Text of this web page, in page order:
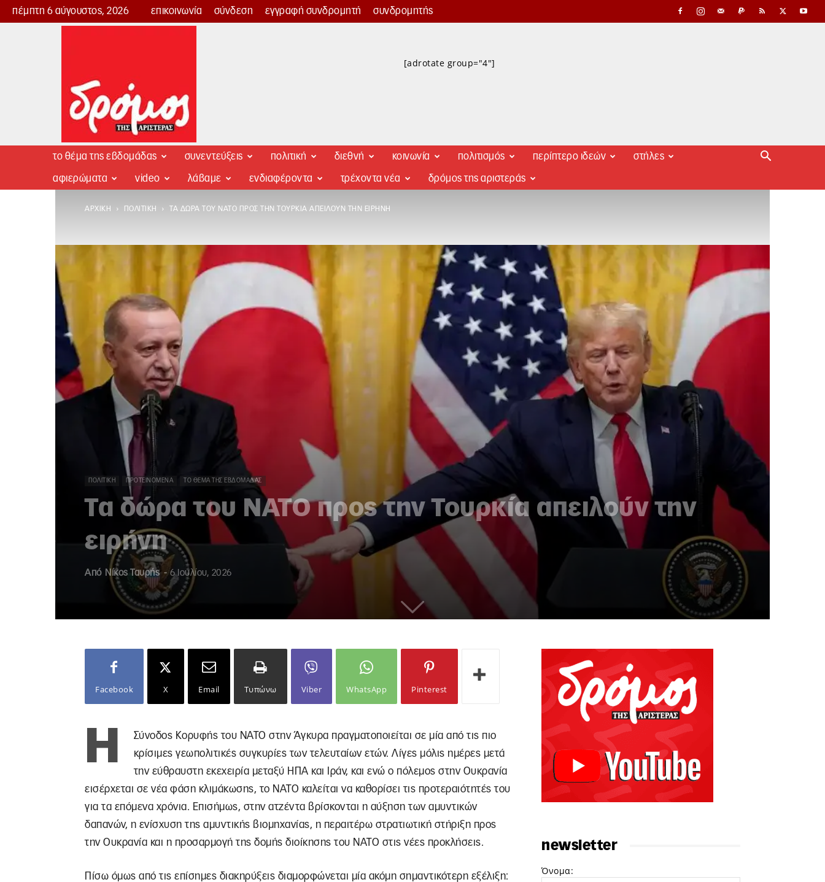
πέμπτη 6 αύγουστος, 2026 επικοινωνία σύνδεση εγγραφή συνδρομητή συνδρομητής
Δρόμος
[adrotate group="4"]
το θέμα της εβδομάδας συνεντεύξεις πολιτική διεθνή κοινωνία πολιτισμός περίπτερο ιδεών στήλες
αφιερώματα video λάβαμε ενδιαφέροντα τρέχοντα νέα δρόμος της αριστεράς
ΑΡΧΙΚΉ ΠΟΛΙΤΙΚΉ ΤΑ ΔΏΡΑ ΤΟΥ ΝΑΤΟ ΠΡΟΣ ΤΗΝ ΤΟΥΡΚΊΑ ΑΠΕΙΛΟΎΝ ΤΗΝ ΕΙΡΉΝΗ
ΠΟΛΙΤΙΚΉ ΠΡΟΤΕΙΝΌΜΕΝΑ ΤΟ ΘΈΜΑ ΤΗΣ ΕΒΔΟΜΆΔΑΣ
Τα δώρα του ΝΑΤΟ προς την Τουρκία απειλούν την
ειρήνη
Από Νίκος Ταυρής - 6 Ιουλίου, 2026
Facebook X Email Τυπώνω Viber WhatsApp Pinterest
Η
Σύνοδος Κορυφής του ΝΑΤΟ στην Άγκυρα πραγματοποιείται σε μία από τις πιο
κρίσιμες γεωπολιτικές συγκυρίες των τελευταίων ετών. Λίγες μόλις ημέρες μετά
την εύθραυστη εκεχειρία μεταξύ ΗΠΑ και Ιράν, και ενώ ο πόλεμος στην Ουκρανία
εισέρχεται σε νέα φάση κλιμάκωσης, το ΝΑΤΟ καλείται να καθορίσει τις προτεραιότητές του
για τα επόμενα χρόνια. Επισήμως, στην ατζέντα βρίσκονται η αύξηση των αμυντικών
δαπανών, η ενίσχυση της αμυντικής βιομηχανίας, η περαιτέρω στρατιωτική στήριξη προς
την Ουκρανία και η προσαρμογή της δομής διοίκησης του ΝΑΤΟ στις νέες προκλήσεις.
Πίσω όμως από τις επίσημες διακηρύξεις διαμορφώνεται μία ακόμη σημαντικότερη εξέλιξη:
newsletter
Όνομα: